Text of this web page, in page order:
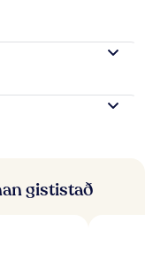
gististað